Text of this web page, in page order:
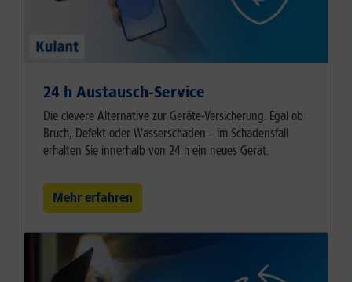
24 h Austausch-Service
Die clevere Alternative zur Geräte-Versicherung. Egal ob
Bruch, Defekt oder Wasserschaden – im Schadensfall
erhalten Sie innerhalb von 24 h ein neues Gerät.
Mehr erfahren